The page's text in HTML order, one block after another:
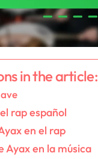
in the article:
rap español
en el rap
Ayax en la música